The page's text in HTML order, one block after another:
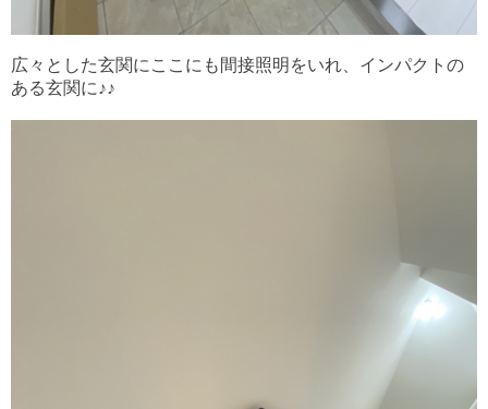
広々とした玄関にここにも間接照明をいれ、インパクトの
ある玄関に♪♪